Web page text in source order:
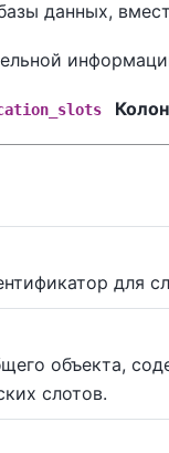
данных,
для
объекта,
слотов.